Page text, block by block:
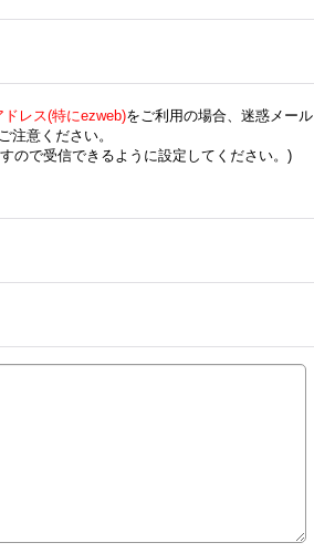
レス(特にezweb)をご利用の場合、迷惑メール
注意ください。
で受信できるように設定してください。)